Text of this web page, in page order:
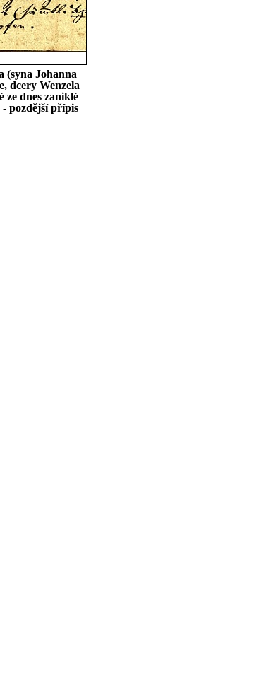
(syna Johanna
dcery Wenzela
ze dnes zaniklé
pozdější přípis